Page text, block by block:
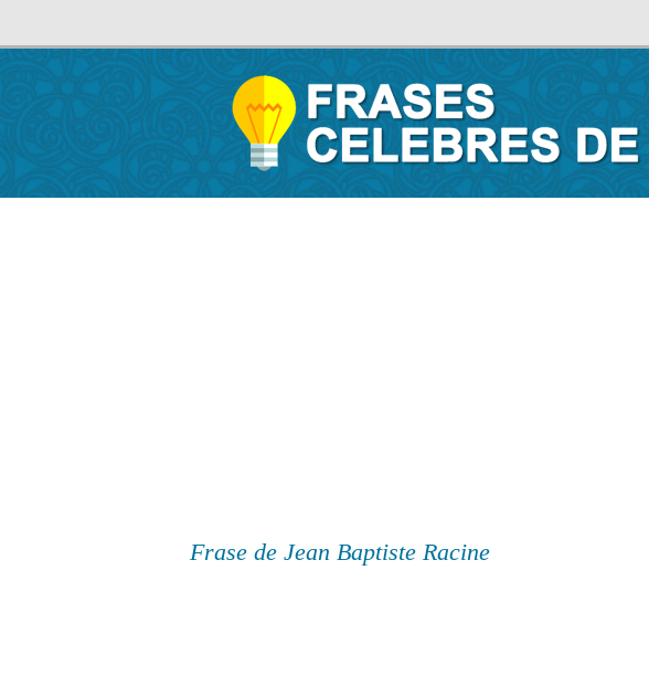
Frase de Jean Baptiste Racine